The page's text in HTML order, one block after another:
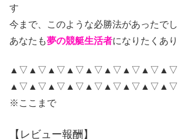
す
今まで、このような必勝法があったで
あなたも夢の競艇生活者になりたくあ
※ここまで
【レビュー報酬】